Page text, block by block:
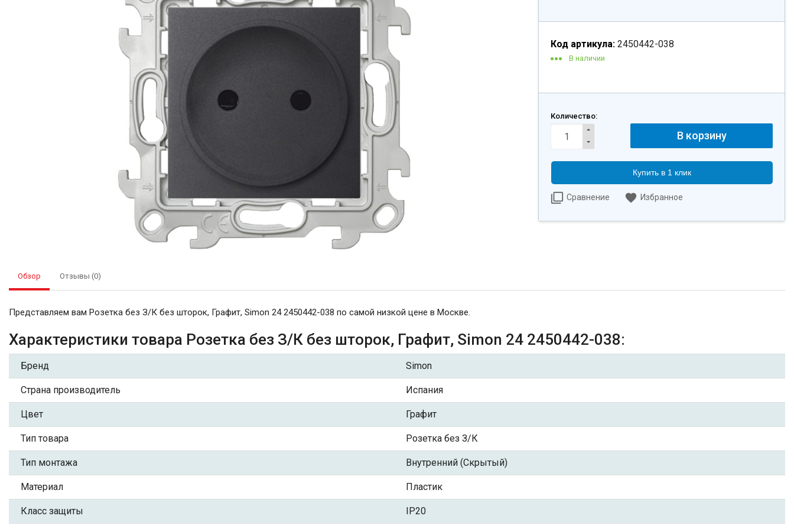
Код артикула: 2450442-038
В наличии
Количество:
Купить в 1 клик
Сравнение Избранное
Обзор Отзывы (0)
Представляем вам Розетка без З/К без шторок, Графит, Simon 24 2450442-038 по самой низкой цене в Москве.
Характеристики товара Розетка без З/К без шторок, Графит, Simon 24 2450442-038:
Бренд Simon
Страна производитель Испания
Цвет Графит
Тип товара Розетка без З/К
Тип монтажа Внутренний (Скрытый)
Материал Пластик
Класс защиты IP20